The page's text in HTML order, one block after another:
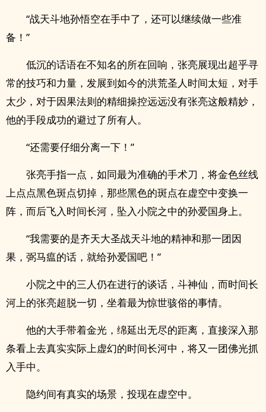
“战天斗地孙悟空在手中了，还可以继续做一些准
备！”
低沉的话语在不知名的所在回响，张亮展现出超乎寻
常的技巧和力量，发展到如今的洪荒圣人时间太短，对手
太少，对于因果法则的精细操控远远没有张亮这般精妙，
他的手段成功的避过了所有人。
“还需要仔细分离一下！”
张亮手指一点，如同最为准确的手术刀，将金色丝线
上点点黑色斑点切掉，那些黑色的斑点在虚空中变换一
阵，而后飞入时间长河，坠入小院之中的孙爱国身上。
“我需要的是齐天大圣战天斗地的精神和那一团因
果，弼马瘟的话，就给孙爱国吧！”
小院之中的三人仍在进行的谈话，斗神仙，而时间长
河上的张亮超脱一切，坐着最为惊世骇俗的事情。
他的大手带着金光，绵延出无尽的距离，直接深入那
条看上去真实实际上虚幻的时间长河中，将又一团佛光抓
入手中。
隐约间有真实的场景，投现在虚空中。